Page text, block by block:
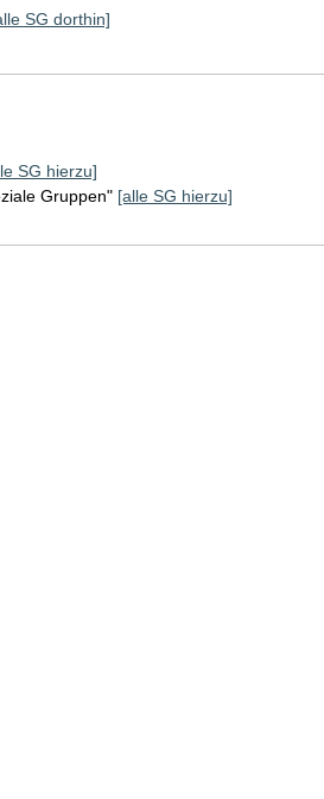
SG dorthin]
SG hierzu]
Gruppen" [alle SG hierzu]